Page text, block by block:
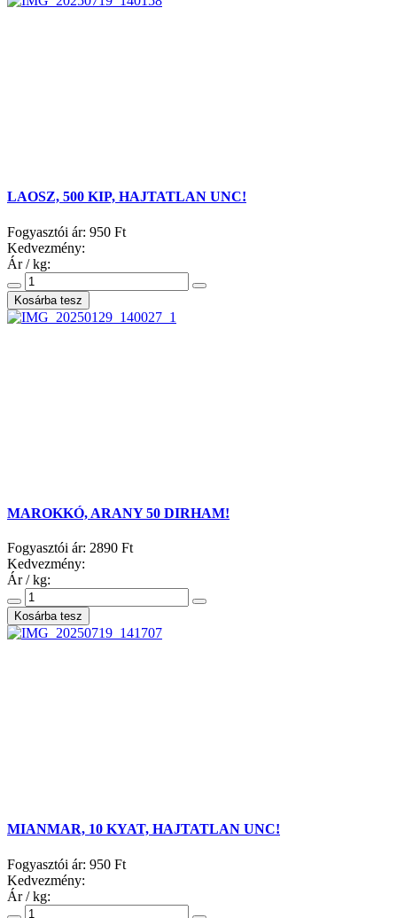
LAOSZ, 500 KIP, HAJTATLAN UNC!
Fogyasztói ár: 950 Ft
Kedvezmény:
Ár / kg:
MAROKKÓ, ARANY 50 DIRHAM!
Fogyasztói ár: 2890 Ft
Kedvezmény:
Ár / kg:
MIANMAR, 10 KYAT, HAJTATLAN UNC!
Fogyasztói ár: 950 Ft
Kedvezmény:
Ár / kg: